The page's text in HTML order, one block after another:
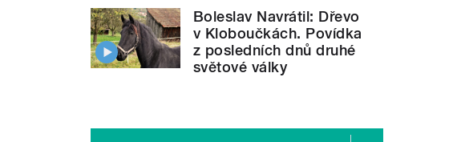
Boleslav Navrátil: Dřevo
v Kloboučkách. Povídka
z posledních dnů druhé
světové války